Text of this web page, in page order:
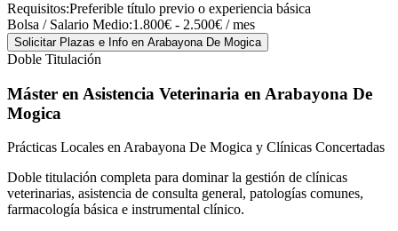
Requisitos:Preferible título previo o experiencia básica
Bolsa / Salario Medio:1.800€ - 2.500€ / mes
Solicitar Plazas e Info en Arabayona De Mogica
Doble Titulación
Máster en Asistencia Veterinaria en Arabayona De
Mogica
Prácticas Locales en Arabayona De Mogica y Clínicas Concertadas
Doble titulación completa para dominar la gestión de clínicas
veterinarias, asistencia de consulta general, patologías comunes,
farmacología básica e instrumental clínico.